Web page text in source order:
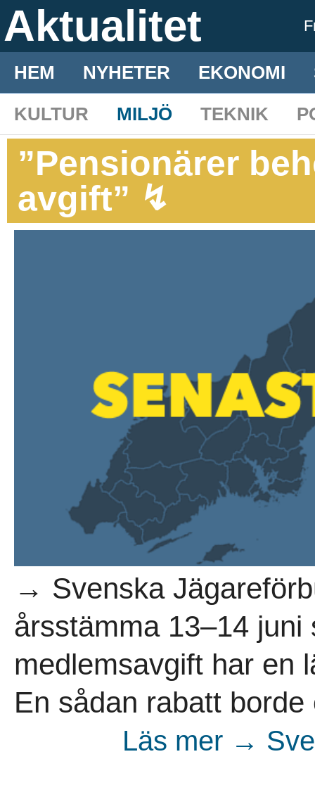
Aktualitet
HEM NYHETER EKONOMI
KULTUR
MILJÖ TEKNIK
”Pensionärer
avgift” ↯
→ Svenska
årsstämma 13–14
medlemsavgift har en
En sådan rabatt
Läs mer →